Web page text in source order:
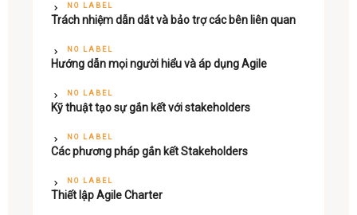
NO LABEL
Trách nhiệm dẫn dắt và bảo trợ các bên liên quan
NO LABEL
Hướng dẫn mọi người hiểu và áp dụng Agile
NO LABEL
Kỹ thuật tạo sự gắn kết với stakeholders
NO LABEL
Các phương pháp gắn kết Stakeholders
NO LABEL
Thiết lập Agile Charter